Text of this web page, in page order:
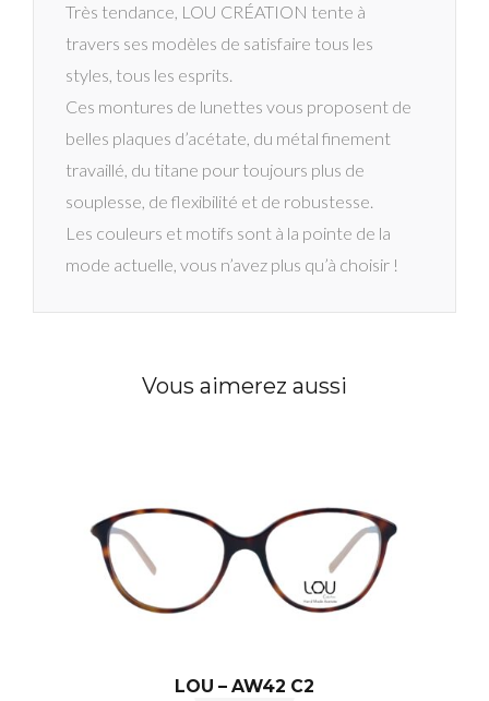
Très tendance, LOU CRÉATION tente à
travers ses modèles de satisfaire tous les
styles, tous les esprits.
Ces montures de lunettes vous proposent de
belles plaques d’acétate, du métal finement
travaillé, du titane pour toujours plus de
souplesse, de flexibilité et de robustesse.
Les couleurs et motifs sont à la pointe de la
mode actuelle, vous n’avez plus qu’à choisir !
Vous aimerez aussi
LOU – AW42 C2